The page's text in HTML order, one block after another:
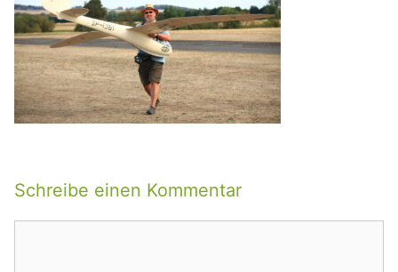
Schreibe einen Kommentar